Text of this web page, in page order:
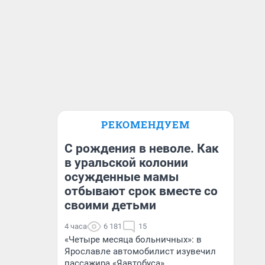
РЕКОМЕНДУЕМ
С рождения в неволе. Как
в уральской колонии
осужденные мамы
отбывают срок вместе со
своими детьми
4 часа 6 181 15
«Четыре месяца больничных»: в
Ярославле автомобилист изувечил